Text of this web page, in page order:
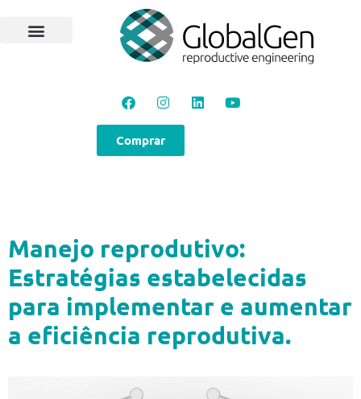
Comprar
Manejo reprodutivo:
Estratégias estabelecidas
para implementar e aumentar
a eficiência reprodutiva.